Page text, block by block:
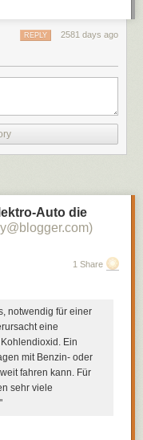
2581 days ago
REPLY
Auto die
1 Share
notwendig für einer
eine
Ein
mit Benzin- oder
fahren kann. Für
sehr viele